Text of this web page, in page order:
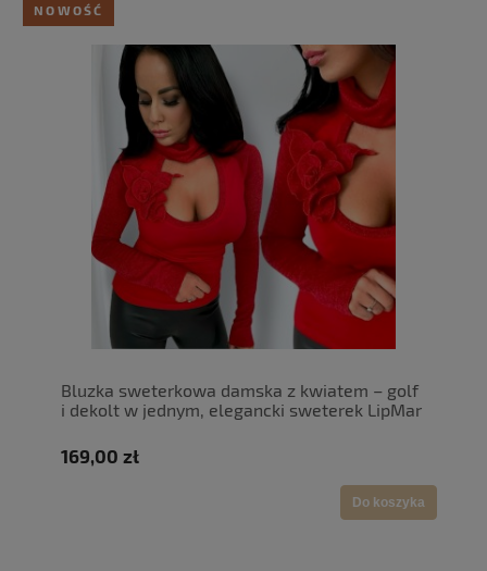
Bluzka sweterkowa damska z kwiatem – golf
i dekolt w jednym, elegancki sweterek LipMar
169,00 zł
Do koszyka
NOWOŚĆ